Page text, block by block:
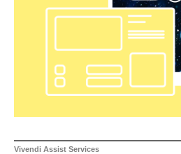
Vivendi Assist Services